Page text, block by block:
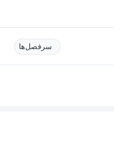
سرفصل‌ها